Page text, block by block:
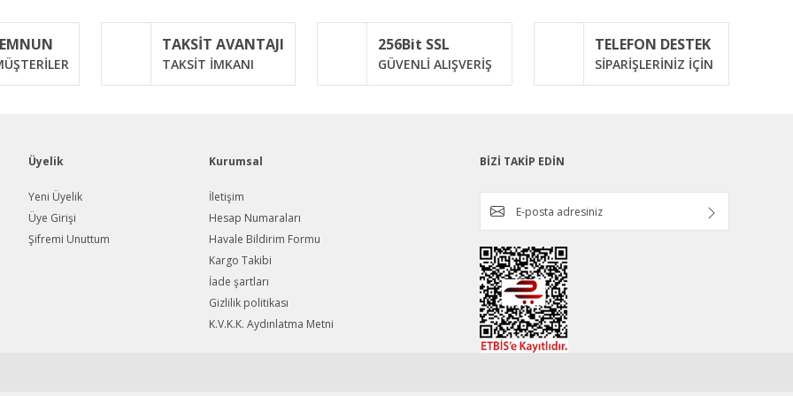
Yorum Yaz
Gönder
TAKSİT AVANTAJI
TAKSİT İMKANI
256Bit SSL
GÜVENLİ ALIŞVERİŞ
TELEFON DESTEK
SİPARİŞLERİNİZ İÇİN
Üyelik
Yeni Üyelik
Üye Girişi
Şifremi Unuttum
Kurumsal
İletişim
Hesap Numaraları
Havale Bildirim Formu
Kargo Takibi
İade şartları
Gizlilik politikası
K.V.K.K. Aydınlatma Metni
BİZİ TAKİP EDİN